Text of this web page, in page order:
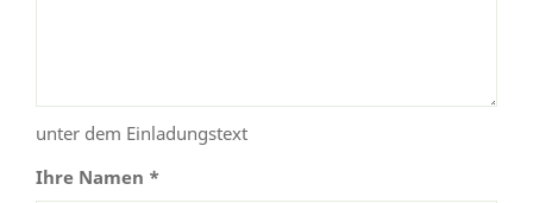
unter dem Einladungstext
Ihre Namen *